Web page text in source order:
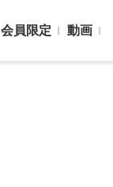
会員限定 動画